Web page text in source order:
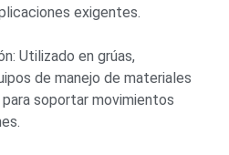
exigentes.
Utilizado en grúas,
de manejo de materiales
soportar movimientos